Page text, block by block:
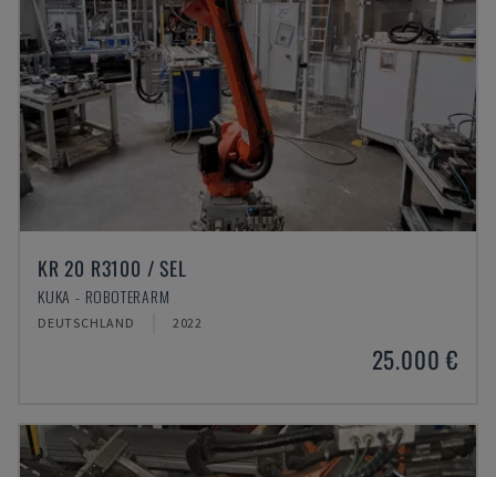
KR 20 R3100 / SEL
KUKA - ROBOTERARM
DEUTSCHLAND 2022
25.000 €